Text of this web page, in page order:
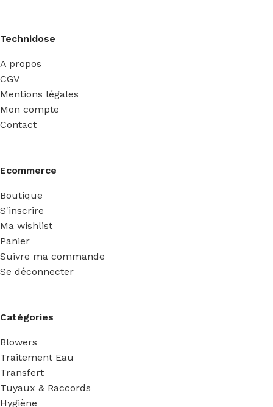
Technidose
A propos
CGV
Mentions légales
Mon compte
Contact
Ecommerce
Boutique
S'inscrire
Ma wishlist
Panier
Suivre ma commande
Se déconnecter
Catégories
Blowers
Traitement Eau
Transfert
Tuyaux & Raccords
Hygiène